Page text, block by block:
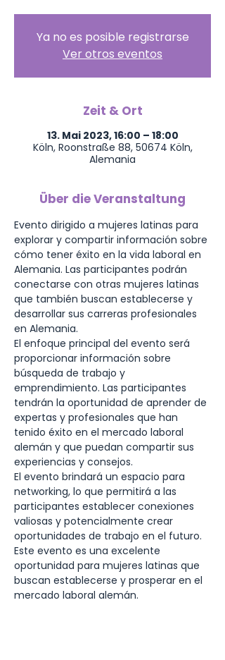
Ya no es posible registrarse
Ver otros eventos
Zeit & Ort
13. Mai 2023, 16:00 – 18:00
Köln, Roonstraße 88, 50674 Köln,
Alemania
Über die Veranstaltung
Evento dirigido a mujeres latinas para
explorar y compartir información sobre
cómo tener éxito en la vida laboral en
Alemania. Las participantes podrán
conectarse con otras mujeres latinas
que también buscan establecerse y
desarrollar sus carreras profesionales
en Alemania.
El enfoque principal del evento será
proporcionar información sobre
búsqueda de trabajo y
emprendimiento. Las participantes
tendrán la oportunidad de aprender de
expertas y profesionales que han
tenido éxito en el mercado laboral
alemán y que puedan compartir sus
experiencias y consejos.
El evento brindará un espacio para
networking, lo que permitirá a las
participantes establecer conexiones
valiosas y potencialmente crear
oportunidades de trabajo en el futuro.
Este evento es una excelente
oportunidad para mujeres latinas que
buscan establecerse y prosperar en el
mercado laboral alemán.